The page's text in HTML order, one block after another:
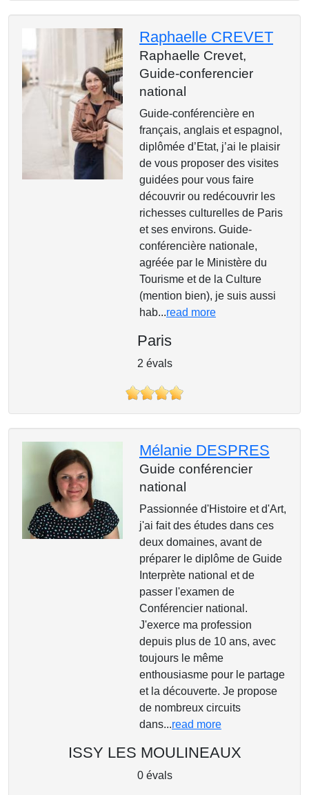
Raphaelle CREVET
Raphaelle Crevet,
Guide-conferencier
national
Guide-conférencière en
français, anglais et espagnol,
diplômée d’Etat, j’ai le plaisir
de vous proposer des visites
guidées pour vous faire
découvrir ou redécouvrir les
richesses culturelles de Paris
et ses environs. Guide-
conférencière nationale,
agréée par le Ministère du
Tourisme et de la Culture
(mention bien), je suis aussi
hab...read more
Paris
2 évals
Mélanie DESPRES
Guide conférencier
national
Passionnée d'Histoire et d'Art,
j'ai fait des études dans ces
deux domaines, avant de
préparer le diplôme de Guide
Interprète national et de
passer l'examen de
Conférencier national.
J'exerce ma profession
depuis plus de 10 ans, avec
toujours le même
enthousiasme pour le partage
et la découverte. Je propose
de nombreux circuits
dans...read more
ISSY LES MOULINEAUX
0 évals